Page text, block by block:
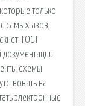
только
самых азов,
ГОСТ
схемы
на
электронные